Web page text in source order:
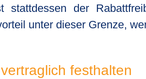
stattdessen der
unter dieser Grenze,
festhalten